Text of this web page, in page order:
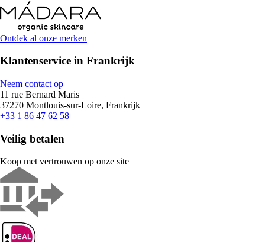
Ontdek al onze merken
Klantenservice in Frankrijk
Neem contact op
11 rue Bernard Maris
37270 Montlouis-sur-Loire, Frankrijk
+33 1 86 47 62 58
Veilig betalen
Koop met vertrouwen op onze site